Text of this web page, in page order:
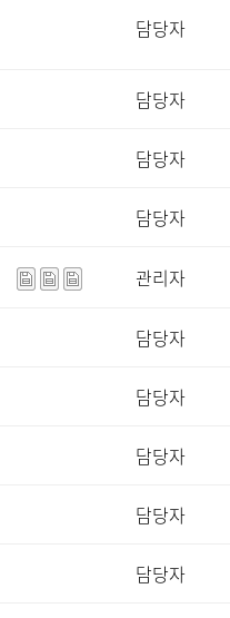
담당자
담당자
담당자
담당자
관리자
담당자
담당자
담당자
담당자
담당자